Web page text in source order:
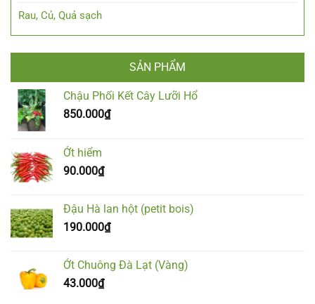
Rau, Củ, Quả sạch
SẢN PHẨM
Chậu Phối Kết Cây Lưỡi Hổ
850.000₫
Ớt hiểm
90.000₫
Đậu Hà lan hột (petit bois)
190.000₫
Ớt Chuông Đà Lạt (Vàng)
43.000₫